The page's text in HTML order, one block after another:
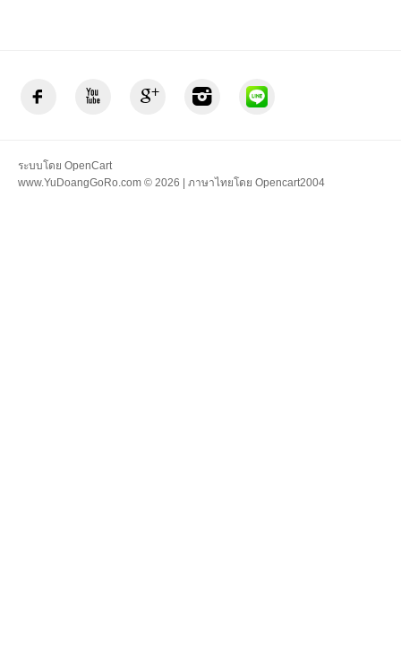
ระบบโดย OpenCart
www.YuDoangGoRo.com © 2026 | ภาษาไทยโดย Opencart2004